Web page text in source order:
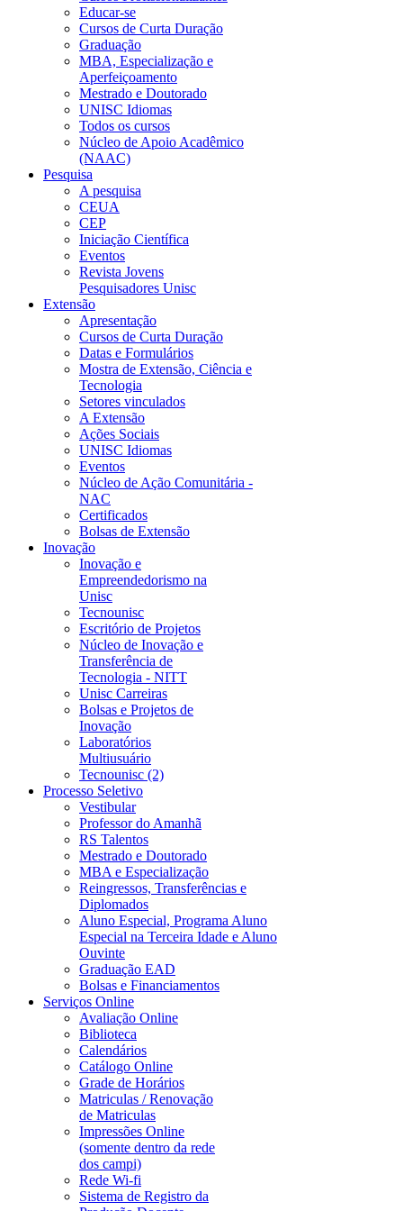
Educar-se
Cursos de Curta Duração
Graduação
MBA, Especialização e
Aperfeiçoamento
Mestrado e Doutorado
UNISC Idiomas
Todos os cursos
Núcleo de Apoio Acadêmico
(NAAC)
Pesquisa
A pesquisa
CEUA
CEP
Iniciação Científica
Eventos
Revista Jovens
Pesquisadores Unisc
Extensão
Apresentação
Cursos de Curta Duração
Datas e Formulários
Mostra de Extensão, Ciência e
Tecnologia
Setores vinculados
A Extensão
Ações Sociais
UNISC Idiomas
Eventos
Núcleo de Ação Comunitária -
NAC
Certificados
Bolsas de Extensão
Inovação
Inovação e
Empreendedorismo na
Unisc
Tecnounisc
Escritório de Projetos
Núcleo de Inovação e
Transferência de
Tecnologia - NITT
Unisc Carreiras
Bolsas e Projetos de
Inovação
Laboratórios
Multiusuário
Tecnounisc (2)
Processo Seletivo
Vestibular
Professor do Amanhã
RS Talentos
Mestrado e Doutorado
MBA e Especialização
Reingressos, Transferências e
Diplomados
Aluno Especial, Programa Aluno
Especial na Terceira Idade e Aluno
Ouvinte
Graduação EAD
Bolsas e Financiamentos
Serviços Online
Avaliação Online
Biblioteca
Calendários
Catálogo Online
Grade de Horários
Matriculas / Renovação
de Matriculas
Impressões Online
(somente dentro da rede
dos campi)
Rede Wi-fi
Sistema de Registro da